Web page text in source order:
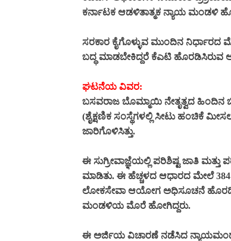
ಕರ್ನಾಟಕ ಆಡಳಿತಾತ್ಮಕ ನ್ಯಾಯ ಮಂಡಳಿ
ಸರಕಾರ ಕೈಗೊಳ್ಳುವ ಮುಂದಿನ ನಿರ್ಧಾರದ
ಬದ್ಧ ಮಾಡಬೇಕಿದ್ದರೆ ಕೆಎಟಿ ಹೊರಡಿಸಿರುವ
ಘಟನೆಯ ವಿವರ:
ಬಸವರಾಜ ಬೊಮ್ಮಾಯಿ ನೇತೃತ್ವದ ಹಿಂದಿನ
(ಶೈಕ್ಷಣಿಕ ಸಂಸ್ಥೆಗಳಲ್ಲಿ ಸೀಟು ಹಂಚಿಕೆ
ಜಾರಿಗೊಳಿಸಿತ್ತು.
ಈ ಸುಗ್ರೀವಾಜ್ಞೆಯಲ್ಲಿ ಪರಿಶಿಷ್ಟ ಜಾತಿ ಮತ್ತು
ಮಾಡಿತು. ಈ ಹೆಚ್ಚಳದ ಆಧಾರದ ಮೇಲೆ
ಲೋಕಸೇವಾ ಆಯೋಗ ಅಧಿಸೂಚನೆ
ಮಂಡಳಿಯ ಮೊರೆ ಹೋಗಿದ್ದರು.
ಈ ಅರ್ಜಿಯ ವಿಚಾರಣೆ ನಡೆಸಿದ